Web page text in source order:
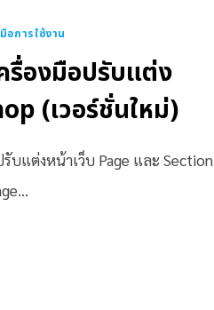
อการใช้งาน
รื่องมือปรับแต่ง
(เวอร์ชั่นใหม่)
บแต่งหน้าเว็บ Page และ Section